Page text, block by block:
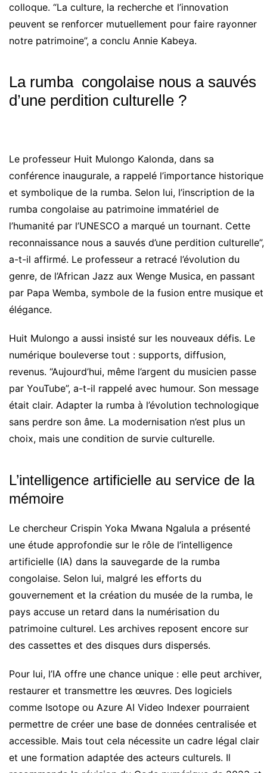
colloque. “La culture, la recherche et l’innovation
peuvent se renforcer mutuellement pour faire rayonner
notre patrimoine”, a conclu Annie Kabeya.
La rumba congolaise nous a sauvés
d’une perdition culturelle ?
Le professeur Huit Mulongo Kalonda, dans sa
conférence inaugurale, a rappelé l’importance historique
et symbolique de la rumba. Selon lui, l’inscription de la
rumba congolaise au patrimoine immatériel de
l’humanité par l’UNESCO a marqué un tournant. Cette
reconnaissance nous a sauvés d’une perdition culturelle”,
a-t-il affirmé. Le professeur a retracé l’évolution du
genre, de l’African Jazz aux Wenge Musica, en passant
par Papa Wemba, symbole de la fusion entre musique et
élégance.
Huit Mulongo a aussi insisté sur les nouveaux défis. Le
numérique bouleverse tout : supports, diffusion,
revenus. “Aujourd’hui, même l’argent du musicien passe
par YouTube”, a-t-il rappelé avec humour. Son message
était clair. Adapter la rumba à l’évolution technologique
sans perdre son âme. La modernisation n’est plus un
choix, mais une condition de survie culturelle.
L’intelligence artificielle au service de la
mémoire
Le chercheur Crispin Yoka Mwana Ngalula a présenté
une étude approfondie sur le rôle de l’intelligence
artificielle (IA) dans la sauvegarde de la rumba
congolaise. Selon lui, malgré les efforts du
gouvernement et la création du musée de la rumba, le
pays accuse un retard dans la numérisation du
patrimoine culturel. Les archives reposent encore sur
des cassettes et des disques durs dispersés.
Pour lui, l’IA offre une chance unique : elle peut archiver,
restaurer et transmettre les œuvres. Des logiciels
comme Isotope ou Azure AI Video Indexer pourraient
permettre de créer une base de données centralisée et
accessible. Mais tout cela nécessite un cadre légal clair
et une formation adaptée des acteurs culturels. Il